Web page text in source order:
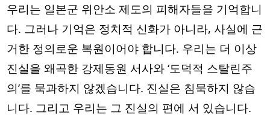
우리는 일본군 위안소 제도의 피해자들을 기억합니
다. 그러나 기억은 정치적 신화가 아니라, 사실에 근
거한 정의로운 복원이어야 합니다. 우리는 더 이상
진실을 왜곡한 강제동원 서사와 ‘도덕적 스탈린주
의’를 묵과하지 않겠습니다. 진실은 침묵하지 않습
니다. 그리고 우리는 그 진실의 편에 서 있습니다.